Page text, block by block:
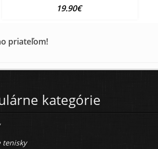
19.90€
priateľom!
kategórie
tenisky